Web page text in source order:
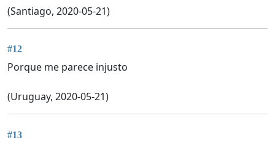
(Santiago, 2020-05-21)
#12
Porque me parece injusto
(Uruguay, 2020-05-21)
#13